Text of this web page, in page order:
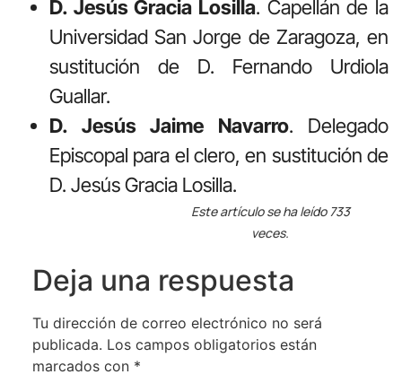
D. Jesús Gracia Losilla. Capellán de la
Universidad San Jorge de Zaragoza, en
sustitución de D. Fernando Urdiola
Guallar.
D. Jesús Jaime Navarro. Delegado
Episcopal para el clero, en sustitución de
D. Jesús Gracia Losilla.
Este artículo se ha leído 733
veces.
Deja una respuesta
Tu dirección de correo electrónico no será
publicada. Los campos obligatorios están
marcados con *